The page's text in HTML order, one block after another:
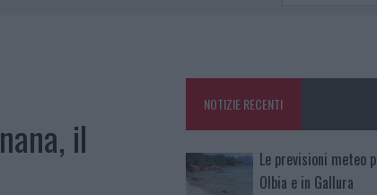
il
NOTIZIE RECENTI
Le previsioni meteo
Olbia e in Gallura